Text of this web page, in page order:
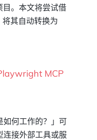
。本文将尝试借
其自动转换为
MCP
如何工作的？」可
连接外部工具或服